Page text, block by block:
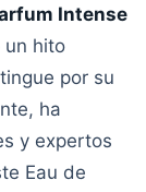
Intense
un hito
por su
ha
y expertos
Eau de